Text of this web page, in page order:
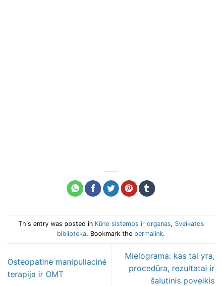
This entry was posted in Kūno sistemos ir organas, Sveikatos
biblioteka. Bookmark the permalink.
Osteopatinė manipuliacinė
terapija ir OMT
Mielograma: kas tai yra,
procedūra, rezultatai ir
šalutinis poveikis